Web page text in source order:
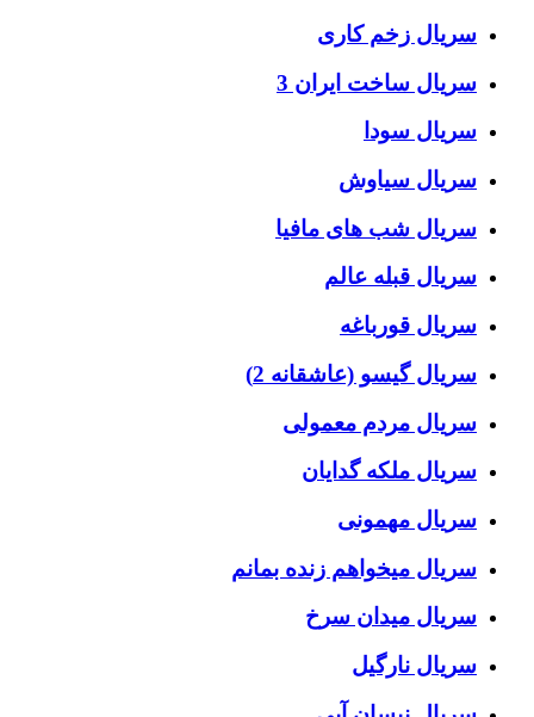
سریال زخم کاری
سریال ساخت ایران 3
سریال سودا
سریال سیاوش
سریال شب های مافیا
سریال قبله عالم
سریال قورباغه
سریال گیسو (عاشقانه 2)
سریال مردم معمولی
سریال ملکه گدایان
سریال مهمونی
سریال میخواهم زنده بمانم
سریال میدان سرخ
سریال نارگیل